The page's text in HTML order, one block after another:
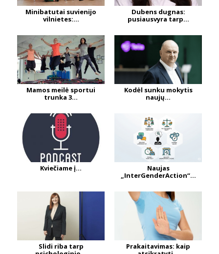
Minibatutai suvienijo
vilnietes:...
Dubens dugnas:
pusiausvyra tarp...
Mamos meilė sportui
trunka 3...
Kodėl sunku mokytis
naujų...
Kviečiame į...
Naujas
„InterGenderAction“...
Slidi riba tarp
Prakaitavimas: kaip